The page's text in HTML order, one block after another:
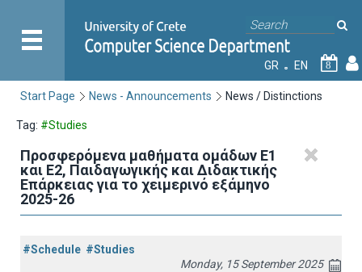
GR EN 8
Start Page News - Announcements News / Distinctions
Tag: #Studies
Προσφερόμενα μαθήματα ομάδων Ε1
και Ε2, Παιδαγωγικής και Διδακτικής
Επάρκειας για το χειμερινό εξάμηνο
2025-26
#Schedule #Studies
Monday, 15 September 2025